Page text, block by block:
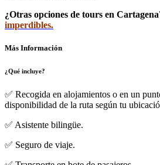
¿Otras opciones de tours en
imperdibles.
Más Información
¿Qué incluye?
✅ Recogida en alojamientos o en un
disponibilidad de la ruta según tu
✅ Asistente bilingüe.
✅ Seguro de viaje.